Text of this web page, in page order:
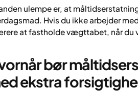
ulempe er, at
Hvis du ikke arbejder
at fastholde vægttabet, når du
bør
ekstra